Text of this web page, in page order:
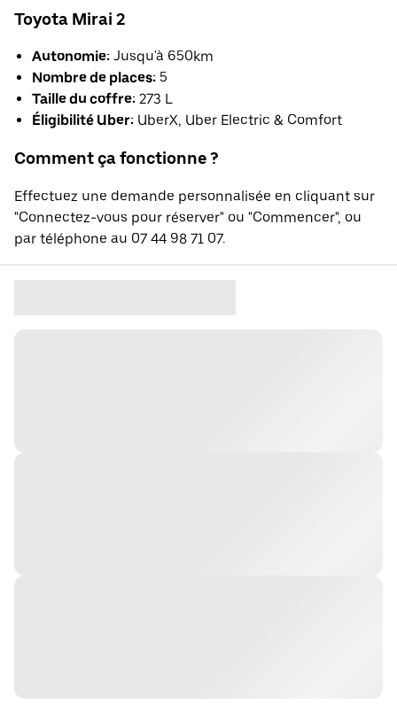
Toyota Mirai 2
Autonomie: Jusqu'à 650km
Nombre de places: 5
Taille du coffre: 273 L
Éligibilité Uber: UberX, Uber Electric & Comfort
Comment ça fonctionne ?
Effectuez une demande personnalisée en cliquant sur
"Connectez-vous pour réserver" ou "Commencer", ou
par téléphone au 07 44 98 71 07.